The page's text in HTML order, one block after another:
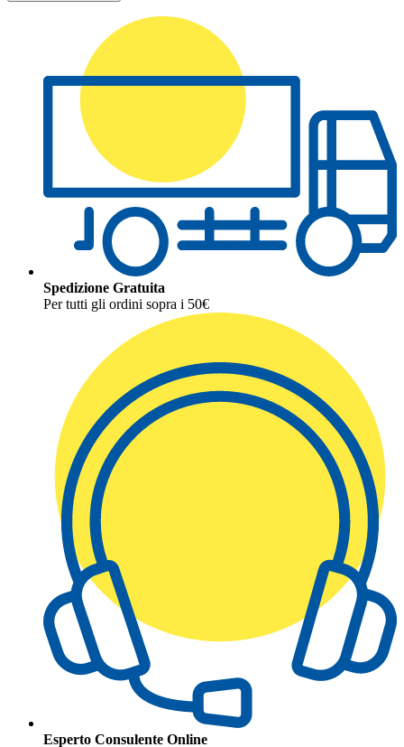
Spedizione Gratuita
Per tutti gli ordini sopra i 50€
Esperto Consulente Online